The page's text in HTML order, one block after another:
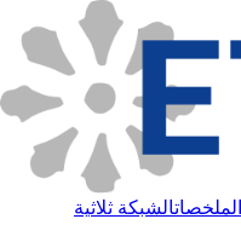
الملخصاتالشبكة ثلاثية